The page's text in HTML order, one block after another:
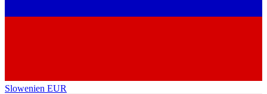
Slowenien EUR